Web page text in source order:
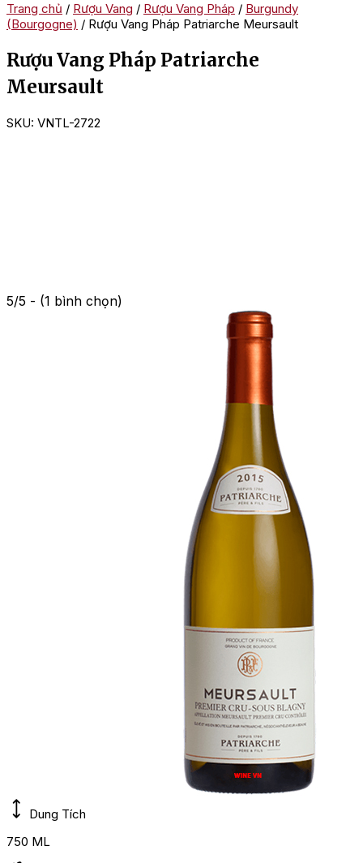
Trang chủ / Rượu Vang / Rượu Vang Pháp / Burgundy
(Bourgogne) / Rượu Vang Pháp Patriarche Meursault
Rượu Vang Pháp Patriarche
Meursault
SKU: VNTL-2722
5/5 - (1 bình chọn)
Dung Tích
750 ML